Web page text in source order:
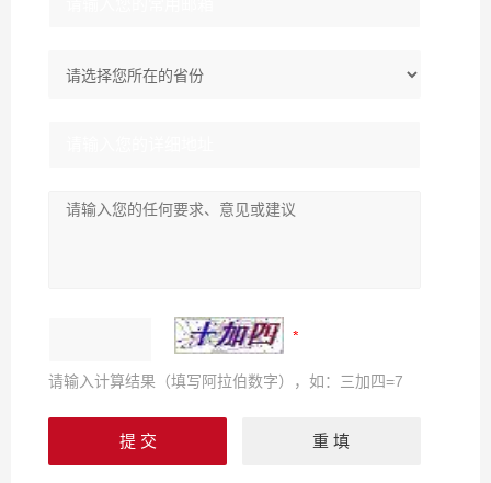
请输入计算结果（填写阿拉伯数字），如：三加四=7